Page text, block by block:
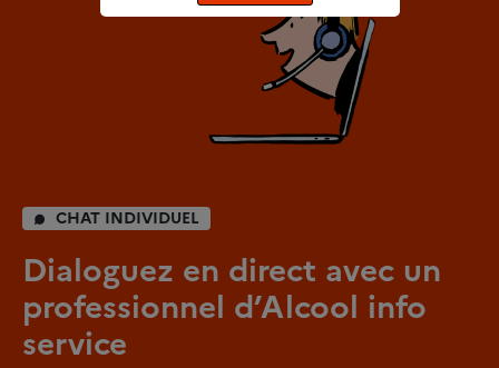
CHAT INDIVIDUEL
Dialoguez en direct avec un
professionnel d’Alcool info
service